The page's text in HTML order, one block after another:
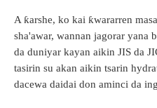
A ƙarshe, ko kai ƙwararren
sha'awar, wannan jagorar yana
da duniyar kayan aikin JIS da
tasirin su akan aikin tsarin
dacewa daidai don aminci da